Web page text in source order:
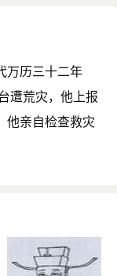
万历三十二年
遭荒灾，他上报
他亲自检查救灾